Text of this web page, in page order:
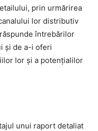
prin urmărirea
lor distributiv
întrebărilor
și de a-i oferi
lor și a potențialilor
unui raport detaliat